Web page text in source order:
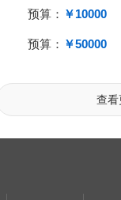
预算： ￥10000
预算： ￥50000
查看